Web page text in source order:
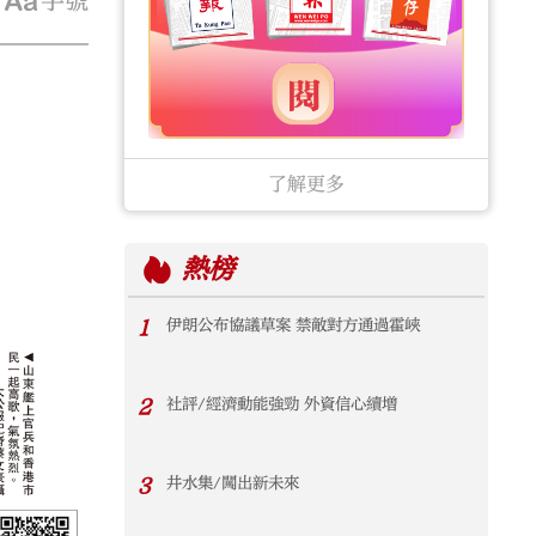
了解更多
熱榜
1 伊朗公布協議草案 禁敵對方通過霍峽
2 社評/經濟動能強勁 外資信心續增
3 井水集/闖出新未來